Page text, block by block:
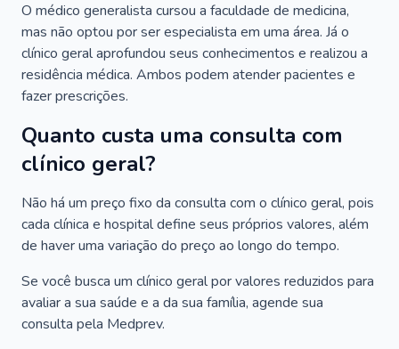
O médico generalista cursou a faculdade de medicina,
mas não optou por ser especialista em uma área. Já o
clínico geral aprofundou seus conhecimentos e realizou a
residência médica. Ambos podem atender pacientes e
fazer prescrições.
Quanto custa uma consulta com
clínico geral?
Não há um preço fixo da consulta com o clínico geral, pois
cada clínica e hospital define seus próprios valores, além
de haver uma variação do preço ao longo do tempo.
Se você busca um clínico geral por valores reduzidos para
avaliar a sua saúde e a da sua família, agende sua
consulta pela Medprev.